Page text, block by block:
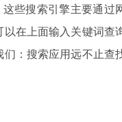
些搜索引擎主要通过
在上面输入关键词查
们：搜索应用远不止查